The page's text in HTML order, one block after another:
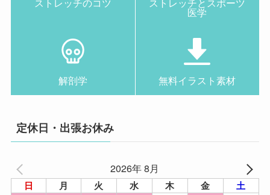
ストレッチのコツ
ストレッチとスポーツ
医学
解剖学 無料イラスト素材
定休日・出張お休み
2026年 8月
日 月 火 水 木 金 土